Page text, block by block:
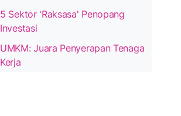
5 Sektor 'Raksasa' Penopang
Investasi
UMKM: Juara Penyerapan Tenaga
Kerja